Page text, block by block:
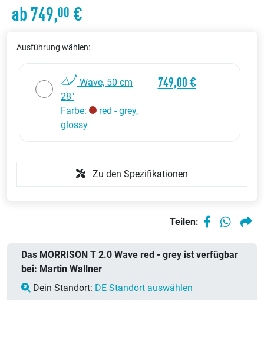
ab 749,00 €
Ausführung wählen:
Wave, 50 cm
28"
Farbe:
red - grey,
glossy
749,00 €
Zu den Spezifikationen
Teilen:
Das MORRISON T 2.0 Wave red - grey ist verfügbar
bei: Martin Wallner
Dein Standort: DE Standort auswählen